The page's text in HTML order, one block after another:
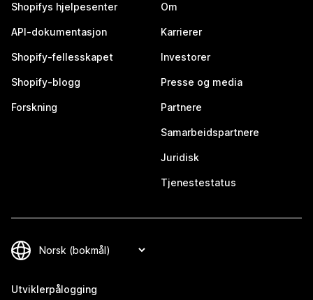
Shopifys hjelpesenter
API-dokumentasjon
Shopify-fellesskapet
Shopify-blogg
Forskning
Om
Karrierer
Investorer
Presse og media
Partnere
Samarbeidspartnere
Juridisk
Tjenestestatus
Utviklerpålogging